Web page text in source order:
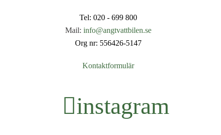
Tel: 020 - 699 800
Mail: info@angtvattbilen.se
Org nr: 556426-5147
Kontaktformulär
instagram